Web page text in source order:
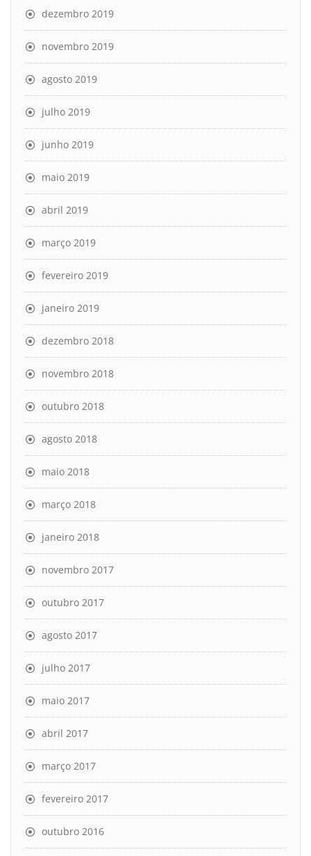
dezembro 2019
novembro 2019
agosto 2019
julho 2019
junho 2019
maio 2019
abril 2019
março 2019
fevereiro 2019
janeiro 2019
dezembro 2018
novembro 2018
outubro 2018
agosto 2018
maio 2018
março 2018
janeiro 2018
novembro 2017
outubro 2017
agosto 2017
julho 2017
maio 2017
abril 2017
março 2017
fevereiro 2017
outubro 2016